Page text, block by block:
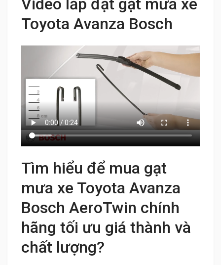
Video lắp đặt gạt mưa xe
Toyota Avanza Bosch
Tìm hiểu để mua gạt
mưa xe Toyota Avanza
Bosch AeroTwin chính
hãng tối ưu giá thành và
chất lượng?